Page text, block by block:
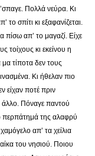
Πολλά νεύρα. Κι
το σπίτι κι εξαφανίζεται.
πίσω απ’ το μαγαζί. Είχε
τοίχους κι εκείνου η
τίποτα δεν τους
Κι ήθελαν πιο
είχαν ποτέ πριν
άλλο. Πόναγε παντού
περπάτημά της αλαφρύ
απ’ τα χείλια
του νησιού. Ποιου